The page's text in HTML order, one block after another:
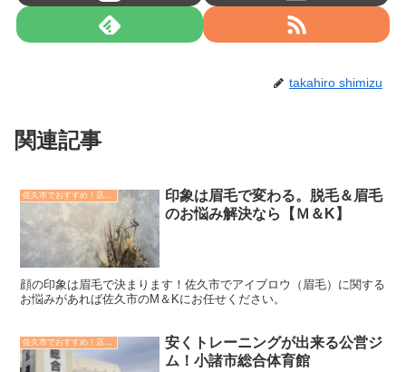
takahiro shimizu
関連記事
佐久市でおすすめ！店舗紹介記事(9)
印象は眉毛で変わる。脱毛＆眉毛
のお悩み解決なら【Ｍ＆K】
顔の印象は眉毛で決まります！佐久市でアイブロウ（眉毛）に関する
お悩みがあれば佐久市のM＆Kにお任せください。
佐久市でおすすめ！店舗紹介記事(9)
安くトレーニングが出来る公営ジ
ム！小諸市総合体育館